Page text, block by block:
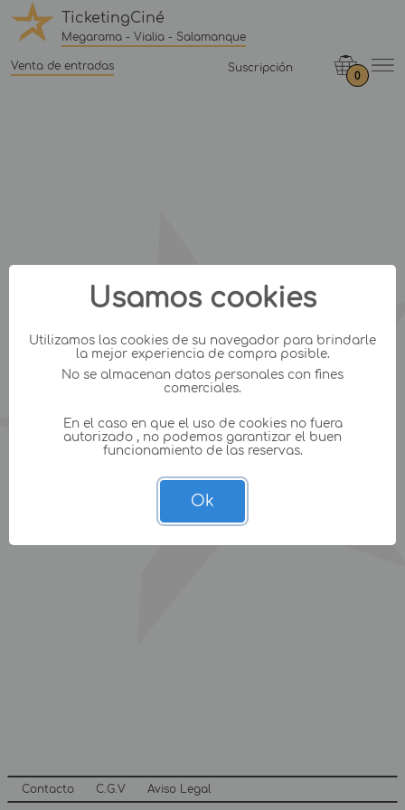
TicketingCiné
Megarama - Vialia - Salamanque
Venta de entradas Suscripción
0
Contacto C.G.V Aviso Legal
Usamos cookies
Utilizamos las cookies de su navegador para brindarle
la mejor experiencia de compra posible.
No se almacenan datos personales con fines
comerciales.
En el caso en que el uso de cookies no fuera
autorizado , no podemos garantizar el buen
funcionamiento de las reservas.
Ok